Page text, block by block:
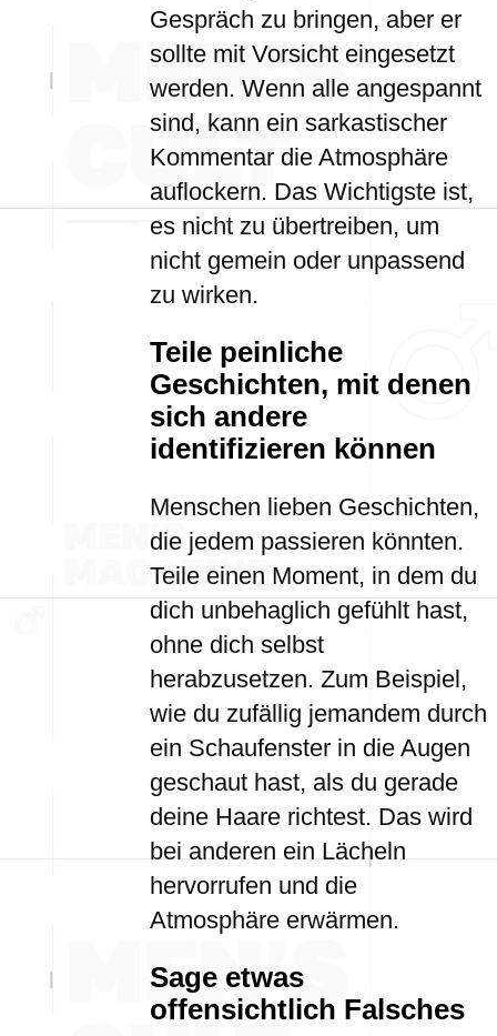
Gespräch zu bringen, aber er
sollte mit Vorsicht eingesetzt
werden. Wenn alle angespannt
sind, kann ein sarkastischer
Kommentar die Atmosphäre
auflockern. Das Wichtigste ist,
es nicht zu übertreiben, um
nicht gemein oder unpassend
zu wirken.
Teile peinliche
Geschichten, mit denen
sich andere
identifizieren können
Menschen lieben Geschichten,
die jedem passieren könnten.
Teile einen Moment, in dem du
dich unbehaglich gefühlt hast,
ohne dich selbst
herabzusetzen. Zum Beispiel,
wie du zufällig jemandem durch
ein Schaufenster in die Augen
geschaut hast, als du gerade
deine Haare richtest. Das wird
bei anderen ein Lächeln
hervorrufen und die
Atmosphäre erwärmen.
Sage etwas
offensichtlich Falsches